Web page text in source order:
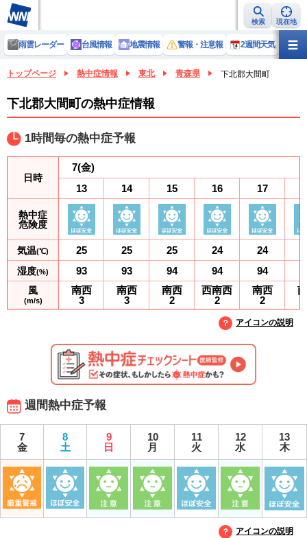
検索 現在地
雨雲レーダー 台風情報 地震情報 警報・注意報 2週間天気 ラ
トップページ 熱中症情報 東北 青森県 下北郡大間町
下北郡大間町の熱中症情報
1時間毎の熱中症予報
日時
熱中症
危険度
気温(℃)
湿度(%)
風
(m/s)
7(金)
13
25
93
南西
3
14
25
93
南西
3
15
25
94
南西
2
16
24
94
西南西
2
17
24
94
南西
2
アイコンの説明
週間熱中症予報
7
金
8
土
9
日
10
月
11
火
12
水
13
木
アイコンの説明